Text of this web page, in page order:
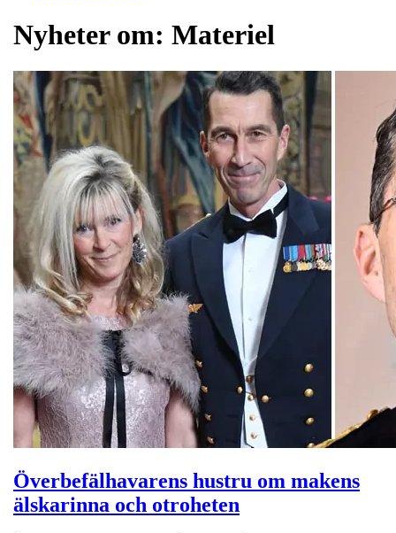
Nyheter om: Materiel
Överbefälhavarens hustru om makens
älskarinna och otroheten